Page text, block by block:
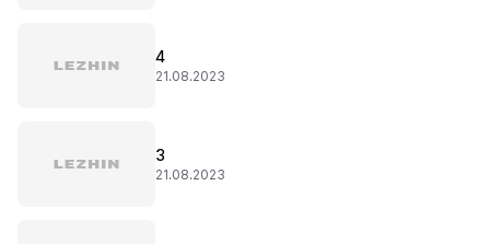
4
21.08.2023
3
21.08.2023